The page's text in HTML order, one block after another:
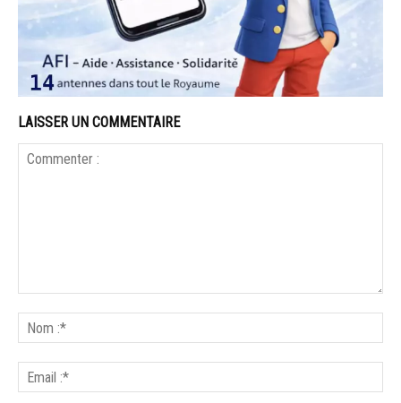
LAISSER UN COMMENTAIRE